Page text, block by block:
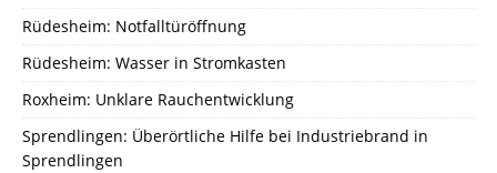
Rüdesheim: Notfalltüröffnung
Rüdesheim: Wasser in Stromkasten
Roxheim: Unklare Rauchentwicklung
Sprendlingen: Überörtliche Hilfe bei Industriebrand in
Sprendlingen